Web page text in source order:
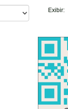
Exibir: